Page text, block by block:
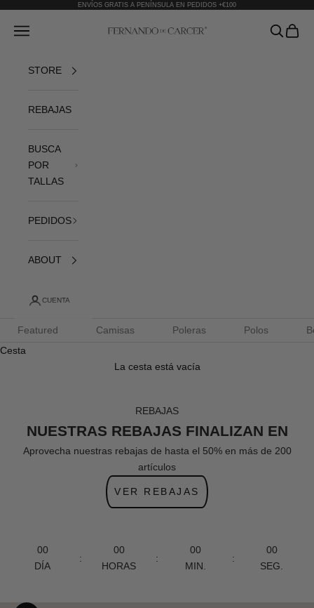
ENVÍOS GRATIS A PENÍNSULA EN PEDIDOS +€100
Fernando de Cárcer
Abrir menú de navegación AbrirAbrir
STORE
REBAJAS
BUSCA
POR
TALLAS
PEDIDOS
ABOUT
CUENTA
Featured Camisas Poleras Polos
Cesta
La cesta está vacía
REBAJAS
NUESTRAS REBAJAS FINALIZAN EN
Aprovecha nuestras rebajas de hasta el 50% en más de 200
artículos
VER REBAJAS
00
DÍA
:
00
HORAS
:
00
MIN.
:
00
SEG.